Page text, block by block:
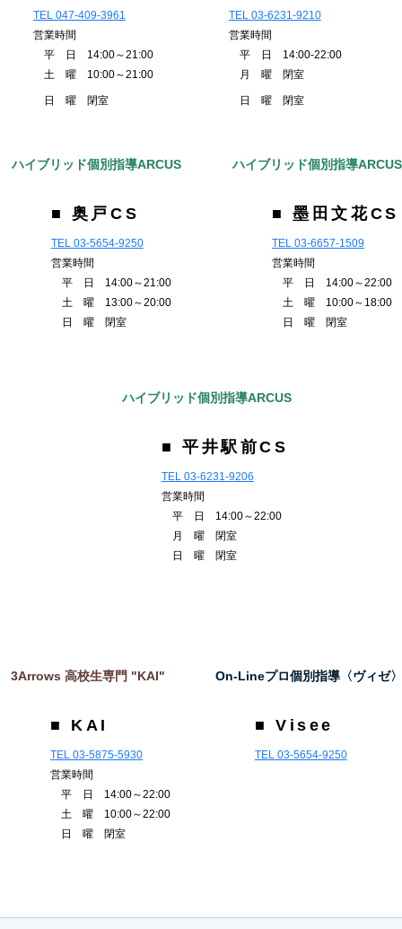
TEL 047-409-3961
営業時間
平 日 14:00～21:00
土 曜 10:00～21:00
日 曜 閉室
TEL 03-6231-9210
営業時間
平 日 14:00-22:00
月 曜 閉室
日 曜 閉室
ハイブリッド個別指導ARCUS
■ 奥戸CS
TEL 03-5654-9250
営業時間
平 日 14:00～21:00
土 曜 13:00～20:00
日 曜 閉室
ハイブリッド個別指導ARCUS
■ 墨田文花CS
TEL 03-6657-1509
営業時間
平 日 14:00～22:00
土 曜 10:00～18:00
日 曜 閉室
ハイブリッド個別指導ARCUS
■ 平井駅前CS
TEL 03-6231-9206
営業時間
平 日 14:00～22:00
月 曜 閉室
日 曜 閉室
3Arrows 高校生専門 "KAI"
■ KAI
TEL 03-5875-5930
営業時間
平 日 14:00～22:00
土 曜 10:00～22:00
日 曜 閉室
On-Lineプロ個別指導〈ヴィゼ〉
■ Visee
TEL 03-5654-9250